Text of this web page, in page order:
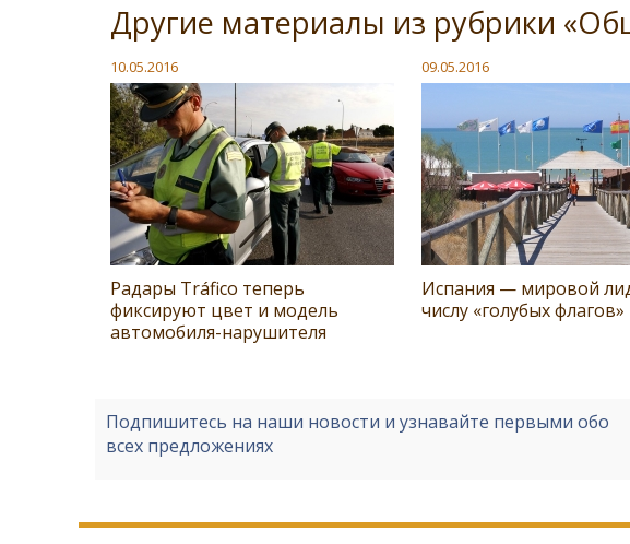
Другие материалы из рубрики
10.05.2016
Радары Tráfico теперь
фиксируют цвет и модель
автомобиля-нарушителя
09.05.2016
Испания — мировой
числу «голубых флагов»
Подпишитесь на наши новости и узнавайте первыми обо
всех предложениях